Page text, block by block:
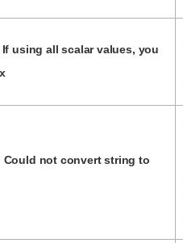
using all scalar values, you
Could not convert string to